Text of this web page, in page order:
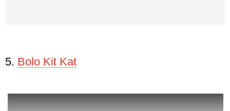
5. Bolo Kit Kat